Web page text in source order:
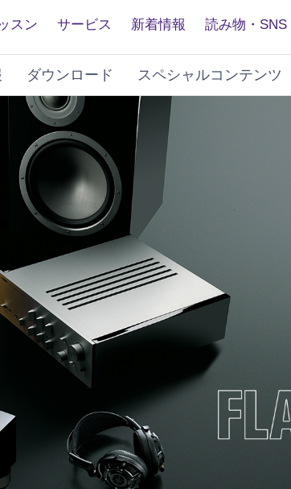
スン サービス 新着情報 読み物・SNS
ダウンロード スペシャルコンテンツ